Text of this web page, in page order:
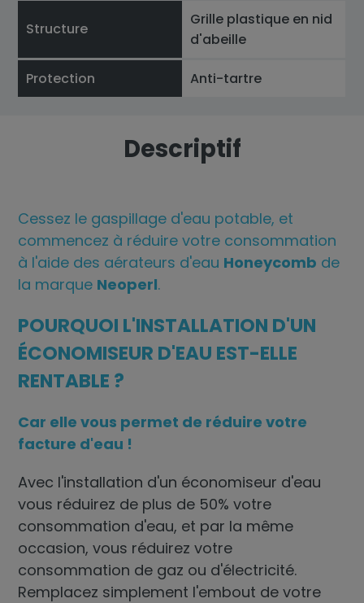
Structure
Grille plastique en nid
d'abeille
Protection Anti-tartre
Descriptif
Cessez le gaspillage d'eau potable, et
commencez à réduire votre consommation
à l'aide des aérateurs d'eau Honeycomb de
la marque Neoperl.
POURQUOI L'INSTALLATION D'UN
ÉCONOMISEUR D'EAU EST-ELLE
RENTABLE ?
Car elle vous permet de réduire votre
facture d'eau !
Avec l'installation d'un économiseur d'eau
vous réduirez de plus de 50% votre
consommation d'eau, et par la même
occasion, vous réduirez votre
consommation de gaz ou d'électricité.
Remplacez simplement l'embout de votre